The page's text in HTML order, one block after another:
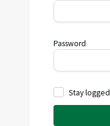
Password
Stay